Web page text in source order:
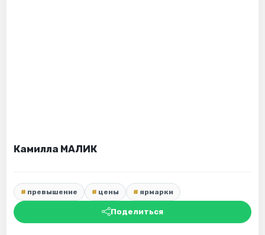
Камилла МАЛИК
превышение цены ярмарки
Поделиться